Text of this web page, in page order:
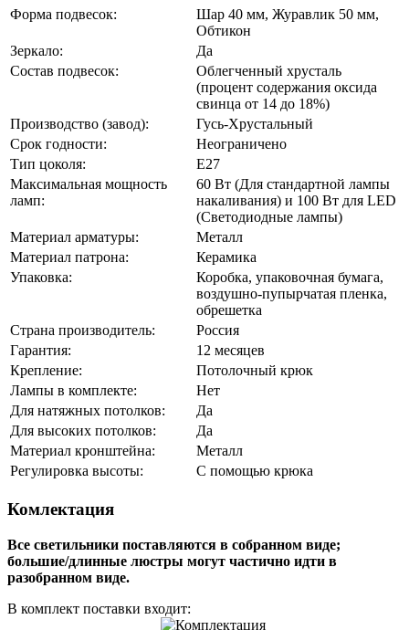
Форма подвесок:
Шар 40 мм, Журавлик 50 мм,
Обтикон
Зеркало:
Да
Состав подвесок:
Облегченный хрусталь
(процент содержания оксида
свинца от 14 до 18%)
Производство (завод):
Гусь-Хрустальный
Срок годности:
Неограничено
Тип цоколя:
Е27
Максимальная мощность
ламп:
60 Вт (Для стандартной лампы
накаливания) и 100 Вт для LED
(Светодиодные лампы)
Материал арматуры:
Металл
Материал патрона:
Керамика
Упаковка:
Коробка, упаковочная бумага,
воздушно-пупырчатая пленка,
обрешетка
Страна производитель:
Россия
Гарантия:
12 месяцев
Крепление:
Потолочный крюк
Лампы в комплекте:
Нет
Для натяжных потолков:
Да
Для высоких потолков:
Да
Материал кронштейна:
Металл
Регулировка высоты:
С помощью крюка
Комлектация
Все светильники поставляются в собранном виде;
большие/длинные люстры могут частично идти в
разобранном виде.
В комплект поставки входит: